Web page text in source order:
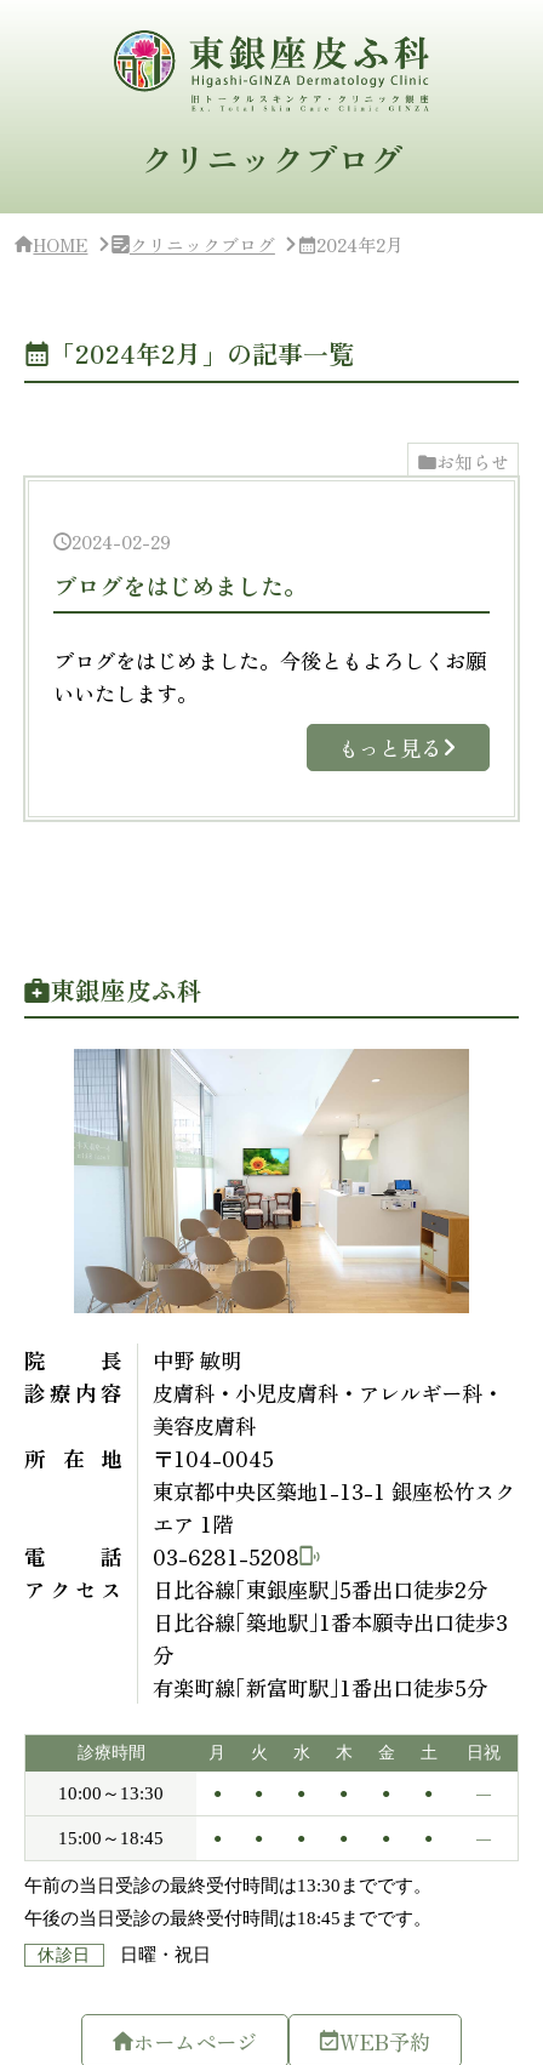
クリニックブログ
HOME クリニックブログ 2024年2月
「2024年2月」の記事一覧
お知らせ
2024-02-29
ブログをはじめました。
ブログをはじめました。今後ともよろしくお願
いいたします。
もっと見る
東銀座皮ふ科
院長
中野 敏明
診療内容
皮膚科・小児皮膚科・アレルギー科・
美容皮膚科
所在地
〒104-0045
東京都中央区築地1-13-1 銀座松竹スク
エア 1階
電話
03-6281-5208
アクセス
日比谷線｢東銀座駅｣5番出口徒歩2分
日比谷線｢築地駅｣1番本願寺出口徒歩3
分
有楽町線｢新富町駅｣1番出口徒歩5分
ホームページ WEB予約